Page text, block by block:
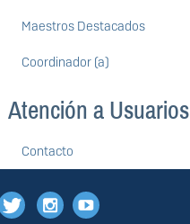
Maestros Destacados
Coordinador (a)
Atención a Usuarios
Contacto